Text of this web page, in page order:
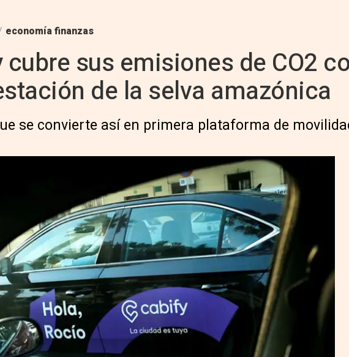
economía finanzas
cubre sus emisiones de CO2
de la selva amazónica
se convierte así en primera plataforma de